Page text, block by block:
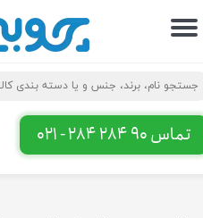
تماس 90 284 284 - 021
حساب کاربری من
تغییر گذر واژه
سفارشات
خروج از حساب کاربری